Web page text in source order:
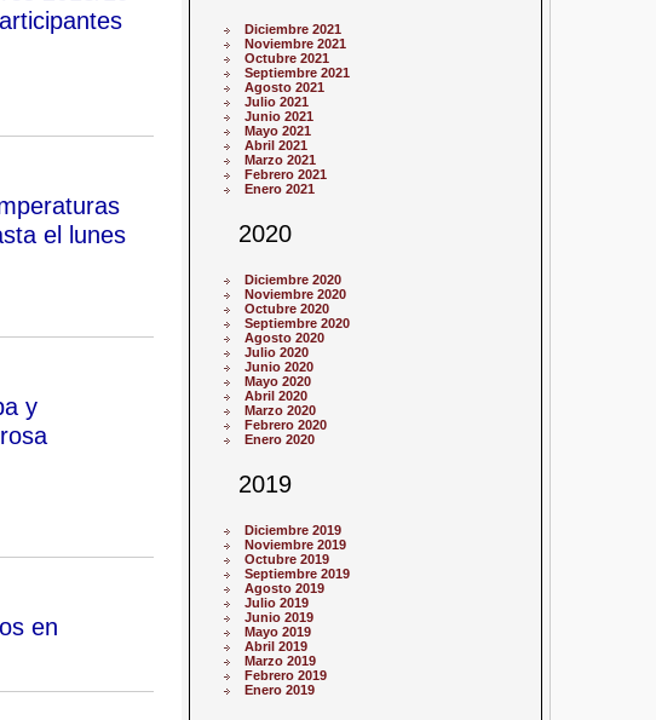
el lunes
y
en
Diciembre 2021
Noviembre 2021
Octubre 2021
Septiembre 2021
Agosto 2021
Julio 2021
Junio 2021
Mayo 2021
Abril 2021
Marzo 2021
Febrero 2021
Enero 2021
2020
Diciembre 2020
Noviembre 2020
Octubre 2020
Septiembre 2020
Agosto 2020
Julio 2020
Junio 2020
Mayo 2020
Abril 2020
Marzo 2020
Febrero 2020
Enero 2020
2019
Diciembre 2019
Noviembre 2019
Octubre 2019
Septiembre 2019
Agosto 2019
Julio 2019
Junio 2019
Mayo 2019
Abril 2019
Marzo 2019
Febrero 2019
Enero 2019